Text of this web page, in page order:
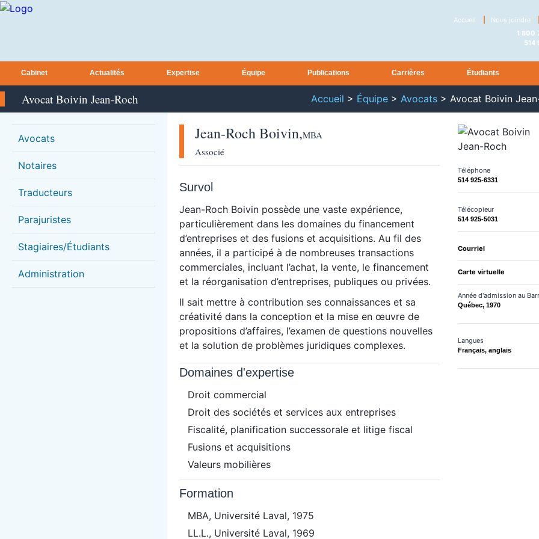
Accueil Nous joindre
1 800
514
Cabinet Actualités Expertise Équipe Publications Carrières Étudiants
Avocat Boivin Jean-Roch Accueil > Équipe > Avocats > Avocat Boivin
Avocats
Notaires
Traducteurs
Parajuristes
Stagiaires/Étudiants
Administration
Jean-RochBoivin,MBA
Associé
Survol
Jean-Roch Boivin possède une vaste expérience,
particulièrement dans les domaines du financement
d’entreprises et des fusions et acquisitions. Au fil des
années, il a participé à de nombreuses transactions
commerciales, incluant l’achat, la vente, le financement
et la réorganisation d’entreprises, publiques ou privées.
Il sait mettre à contribution ses connaissances et sa
créativité dans la conception et la mise en œuvre de
propositions d’affaires, l’examen de questions nouvelles
et la solution de problèmes juridiques complexes.
Domaines d'expertise
Droit commercial
Droit des sociétés et services aux entreprises
Fiscalité, planification successorale et litige fiscal
Fusions et acquisitions
Valeurs mobilières
Formation
MBA, Université Laval, 1975
LL.L., Université Laval, 1969
Téléphone
514 925-6331
Télécopieur
514 925-5031
Courriel
Carte virtuelle
Année d'admission au
Québec, 1970
Langues
Français, anglais